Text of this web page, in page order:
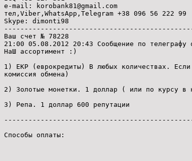
e-mail: korobank81@gmail.com
тел,Viber,WhatsApp,Telegram +38 096 56 222 99
Skype: dimonti98
Ваш счет № 78228
21:00 05.08.2012 20:43 Сообщение по телеграфу
НаШ ассортимент :)
1) ЕКР (еврокредиты) В любых количествах.
комиссия обмена)
2) Золотые монетки. 1 доллар ( или по курсу в
3) Репа. 1 доллар 600 репутации
Способы оплаты: